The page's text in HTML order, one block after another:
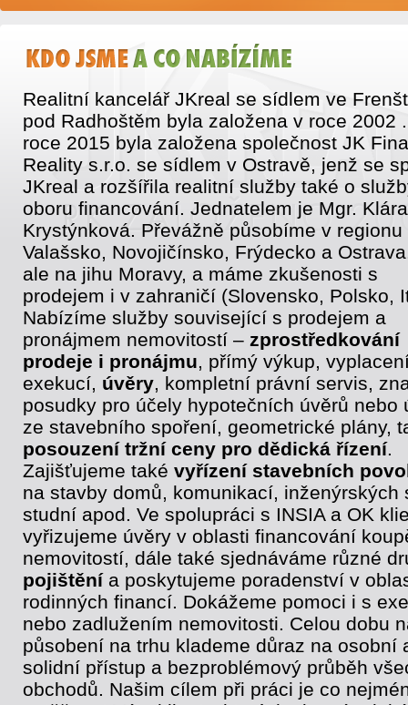
Realitní kancelář JKreal se sídlem ve
pod Radhoštěm byla založena v roce 2002
roce 2015 byla založena společnost JK
Reality s.r.o. se sídlem v Ostravě, jenž se
JKreal a rozšířila realitní služby také o
oboru financování. Jednatelem je Mgr. Klára
Krystýnková. Převážně působíme v regionu
Valašsko, Novojičínsko, Frýdecko a
ale na jihu Moravy, a máme zkušenosti s
prodejem i v zahraničí (Slovensko, Polsko,
Nabízíme služby související s prodejem a
pronájmem nemovitostí – zprostředkování
prodeje i pronájmu, přímý výkup,
exekucí, úvěry, kompletní právní servis,
posudky pro účely hypotečních úvěrů nebo
ze stavebního spoření, geometrické plány,
posouzení tržní ceny pro dědická řízení.
Zajišťujeme také vyřízení stavebních
na stavby domů, komunikací, inženýrských
studní apod. Ve spolupráci s INSIA a OK
vyřizujeme úvěry v oblasti financování
nemovitostí, dále také sjednáváme různé
pojištěnía poskytujeme poradenství v
rodinných financí. Dokážeme pomoci i s
nebo zadlužením nemovitosti. Celou dobu
působení na trhu klademe důraz na osobní
solidní přístup a bezproblémový průběh
obchodů. Našim cílem při práci je co